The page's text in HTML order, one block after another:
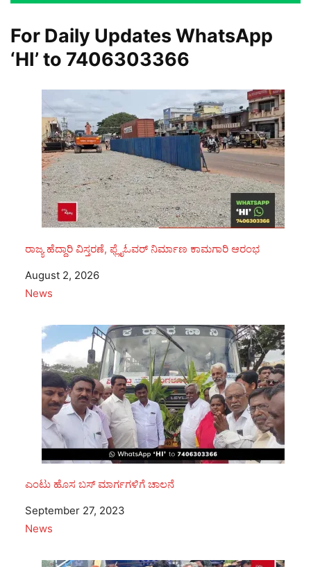
For Daily Updates WhatsApp
‘HI’ to 7406303366
ರಾಜ್ಯ ಹೆದ್ದಾರಿ ವಿಸ್ತರಣೆ, ಫ್ಲೈಓವರ್ ನಿರ್ಮಾಣ ಕಾಮಗಾರಿ ಆರಂಭ
Date
August 2, 2026
In relation to
News
ಎಂಟು ಹೊಸ ಬಸ್ ಮಾರ್ಗಗಳಿಗೆ ಚಾಲನೆ
Date
September 27, 2023
In relation to
News